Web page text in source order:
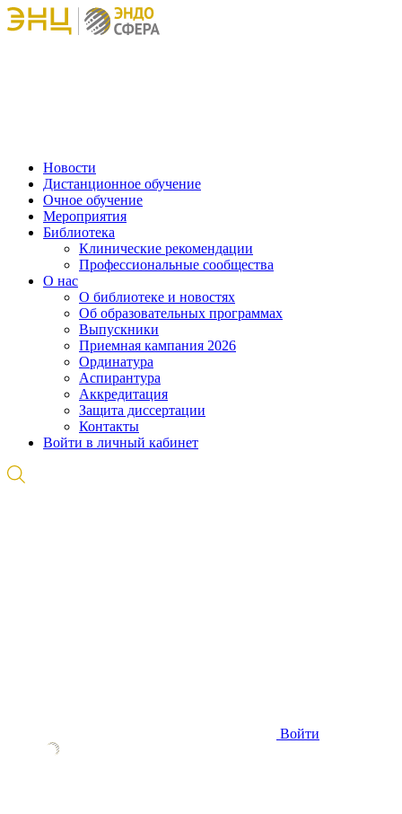
Новости
Дистанционное обучение
Очное обучение
Мероприятия
Библиотека
Клинические рекомендации
Профессиональные сообщества
О нас
О библиотеке и новостях
Об образовательных программах
Выпускники
Приемная кампания 2026
Ординатура
Аспирантура
Аккредитация
Защита диссертации
Контакты
Войти в личный кабинет
Войти